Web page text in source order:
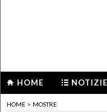
HOME NOTIZIE
HOME > MOSTRE